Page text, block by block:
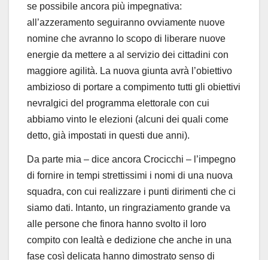
se possibile ancora più impegnativa:
all’azzeramento seguiranno ovviamente nuove
nomine che avranno lo scopo di liberare nuove
energie da mettere a al servizio dei cittadini con
maggiore agilità. La nuova giunta avrà l’obiettivo
ambizioso di portare a compimento tutti gli obiettivi
nevralgici del programma elettorale con cui
abbiamo vinto le elezioni (alcuni dei quali come
detto, già impostati in questi due anni).
Da parte mia – dice ancora Crocicchi – l’impegno
di fornire in tempi strettissimi i nomi di una nuova
squadra, con cui realizzare i punti dirimenti che ci
siamo dati. Intanto, un ringraziamento grande va
alle persone che finora hanno svolto il loro
compito con lealtà e dedizione che anche in una
fase così delicata hanno dimostrato senso di